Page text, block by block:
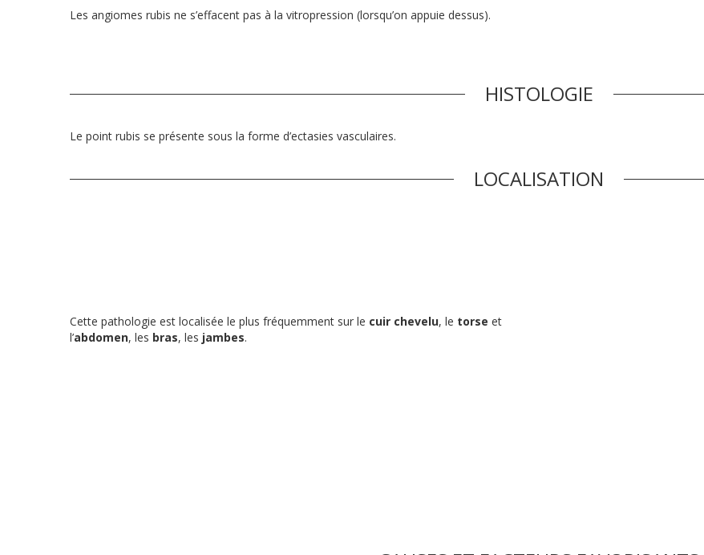
Les angiomes rubis ne s’effacent pas à la vitropression (lorsqu’on appuie dessus).
HISTOLOGIE
Le point rubis se présente sous la forme d’ectasies vasculaires.
LOCALISATION
Cette pathologie est localisée le plus fréquemment sur le cuir chevelu, le torse et
l’abdomen, les bras, les jambes.